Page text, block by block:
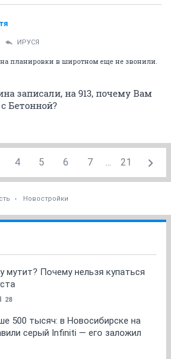
ИРУСЯ
планировки в широтном еще не звонили.
записали, на 913, почему Вам
Бетонной?
4 5 6 7 ... 21
Новостройки
мутит? Почему нельзя купаться
28
500 тысяч: в Новосибирске на
серый Infiniti — его заложил